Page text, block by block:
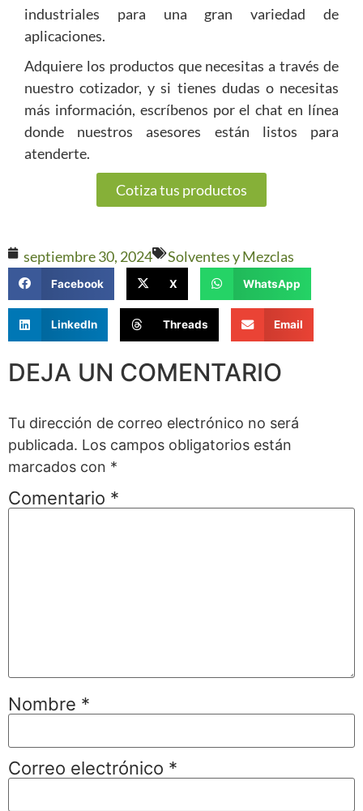
industriales para una gran variedad de
aplicaciones.
Adquiere los productos que necesitas a través de
nuestro cotizador, y si tienes dudas o necesitas
más información, escríbenos por el chat en línea
donde nuestros asesores están listos para
atenderte.
Cotiza tus productos
septiembre 30, 2024 Solventes y Mezclas
Facebook X WhatsApp
LinkedIn Threads Email
DEJA UN COMENTARIO
Tu dirección de correo electrónico no será
publicada. Los campos obligatorios están
marcados con *
Comentario *
Nombre *
Correo electrónico *